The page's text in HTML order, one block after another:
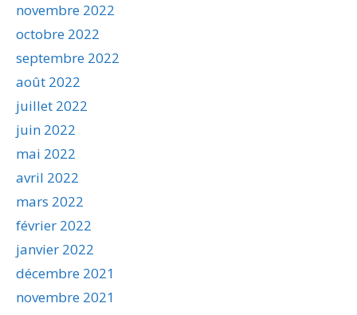
novembre 2022
octobre 2022
septembre 2022
août 2022
juillet 2022
juin 2022
mai 2022
avril 2022
mars 2022
février 2022
janvier 2022
décembre 2021
novembre 2021